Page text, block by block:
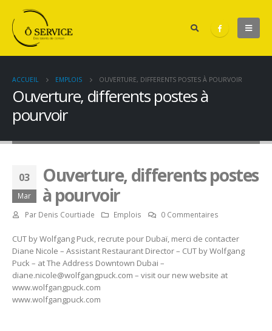
ACCUEIL EMPLOIS OUVERTURE, DIFFERENTS POSTES À POURVOIR
Ouverture, differents postes à
pourvoir
03
Mar
Ouverture, differents postes
à pourvoir
Par Denis Courtiade Emplois 0 Commentaires
CUT by Wolfgang Puck, recrute pour Dubaï, merci de contacter
Diane Nicole – Assistant Restaurant Director – CUT by Wolfgang
Puck – at The Address Downtown Dubai –
diane.nicole@wolfgangpuck.com – visit our new website at
www.wolfgangpuck.com
www.wolfgangpuck.com